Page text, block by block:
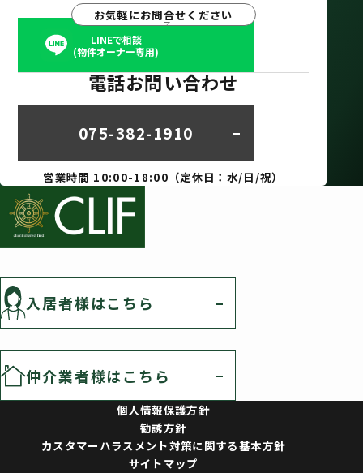
お気軽にお問合せください
LINEで相談
(物件オーナー専用)
電話お問い合わせ
075-382-1910
営業時間 10:00-18:00（定休日：水/日/祝）
入居者様はこちら
仲介業者様はこちら
個人情報保護方針
勧誘方針
カスタマーハラスメント対策に関する基本方針
サイトマップ